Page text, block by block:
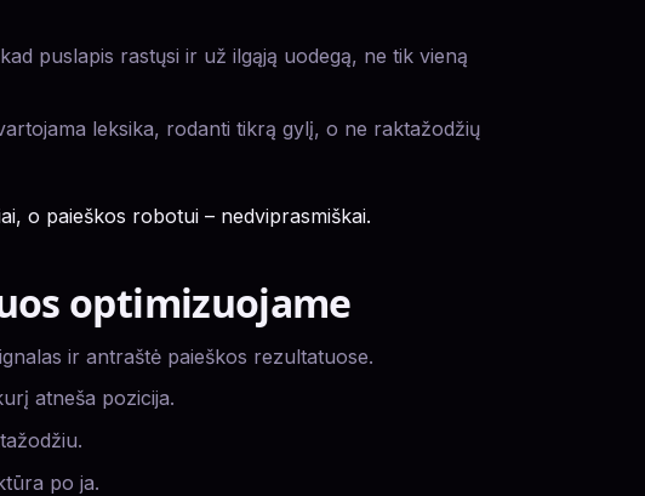
puslapis rastųsi ir už ilgąją uodegą, ne tik vieną
leksika, rodanti tikrą gylį, o ne raktažodžių
o paieškos robotui – nedviprasmiškai.
optimizuojame
ir antraštė paieškos rezultatuose.
atneša pozicija.
po ja.